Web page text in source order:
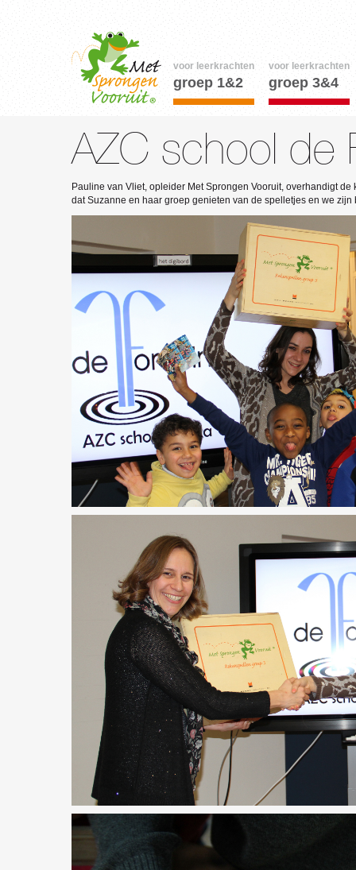
voor leerkrachten
groep 1&2
voor leerkrachten
groep 3&4
AZC school de
Pauline van Vliet, opleider Met Sprongen Vooruit, overhandigt
dat Suzanne en haar groep genieten van de spelletjes en we